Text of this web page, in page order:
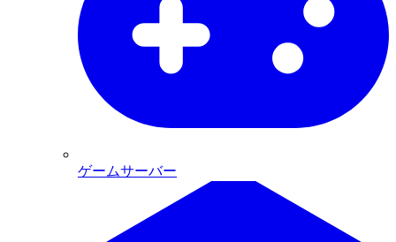
ゲームサーバー